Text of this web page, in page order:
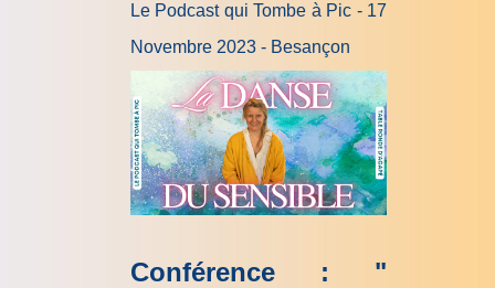
Le Podcast qui Tombe à Pic - 17
Novembre 2023 - Besançon
Conférence : "